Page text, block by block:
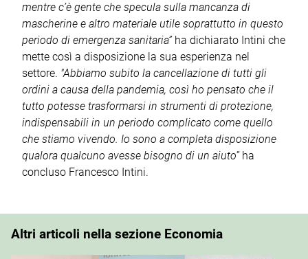
mentre c’è gente che specula sulla mancanza di
mascherine e altro materiale utile soprattutto in questo
periodo di emergenza sanitaria”ha dichiarato Intini che
mette così a disposizione la sua esperienza nel
settore. "Abbiamo subito la cancellazione di tutti gli
ordini a causa della pandemia, così ho pensato che il
tutto potesse trasformarsi in strumenti di protezione,
indispensabili in un periodo complicato come quello
che stiamo vivendo. Io sono a completa disposizione
qualora qualcuno avesse bisogno di un aiuto”ha
concluso Francesco Intini.
Altri articoli nella sezione Economia